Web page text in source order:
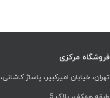
فروشگاه مرکزی
تهران، خیابان امیرکبیر، پاساژ کاشانی،